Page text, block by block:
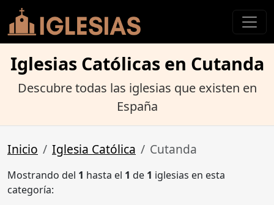
Iglesias Católicas en Cutanda
Descubre todas las iglesias que existen en
España
Inicio Iglesia Católica Cutanda
Mostrando del 1 hasta el 1 de 1 iglesias en esta
categoría: